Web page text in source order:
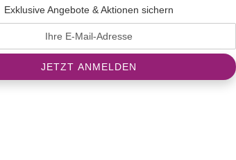
Exklusive Angebote & Aktionen sichern